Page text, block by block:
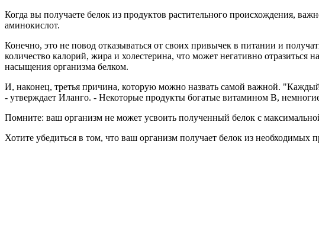
Когда вы получаете белок из продуктов растительного происхождения,
аминокислот.
Конечно, это не повод отказываться от своих привычек в питании и
количество калорий, жира и холестерина, что может негативно
насыщения организма белком.
И, наконец, третья причина, которую можно назвать самой важной.
- утверждает Иланго. - Некоторые продукты богатые витамином B,
Помните: ваш организм не может усвоить полученный белок с
Хотите убедиться в том, что ваш организм получает белок из